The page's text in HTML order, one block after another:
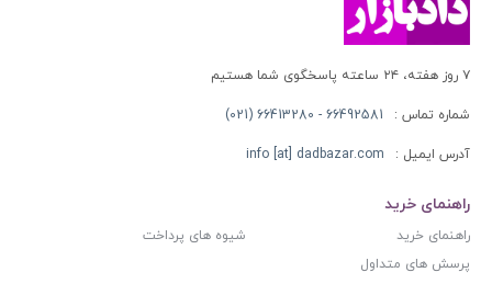
۷ روز هفته، ۲۴ ساعته پاسخگوی شما هستیم
شماره تماس : 66492581 - 66413280 (021)
آدرس ایمیل : info [at] dadbazar.com
راهنمای خرید
راهنمای خرید
شیوه های پرداخت
پرسش های متداول